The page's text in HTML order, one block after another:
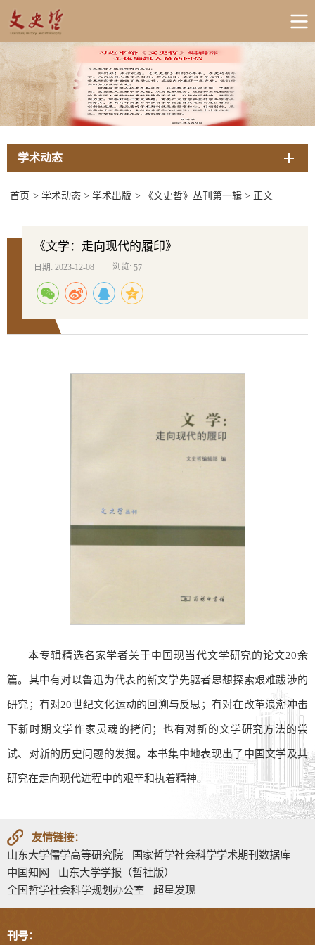
学术动态
首页 > 学术动态 > 学术出版 > 《文史哲》丛刊第一辑 > 正文
《文学：走向现代的履印》
日期: 2023-12-08 浏览: 57
本专辑精选名家学者关于中国现当代文学研究的论文20余
篇。其中有对以鲁迅为代表的新文学先驱者思想探索艰难跋涉的
研究；有对20世纪文化运动的回溯与反思；有对在改革浪潮冲击
下新时期文学作家灵魂的拷问；也有对新的文学研究方法的尝
试、对新的历史问题的发掘。本书集中地表现出了中国文学及其
研究在走向现代进程中的艰辛和执着精神。
友情链接：
山东大学儒学高等研究院
国家哲学社会科学学术期刊数据库
中国知网
山东大学学报（哲社版）
全国哲学社会科学规划办公室
超星发现
刊号：